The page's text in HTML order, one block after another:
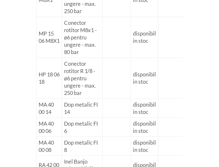
ungere - max.
250 bar
MP 15
06 M8X1
Conector
rotitor M8x1 -
ø6 pentru
ungere - max.
80 bar
disponibil
in stoc
HP 18 06
18
Conector
rotitor R 1/8 -
ø6 pentru
ungere - max.
250 bar
disponibil
in stoc
MA 40
00 14
Dop metalic FI
14
disponibil
in stoc
MA 40
00 06
Dop metalic FI
6
disponibil
in stoc
MA 40
00 08
Dop metalic FI
8
disponibil
in stoc
RA 42 00
Inel Banjo
disponibil